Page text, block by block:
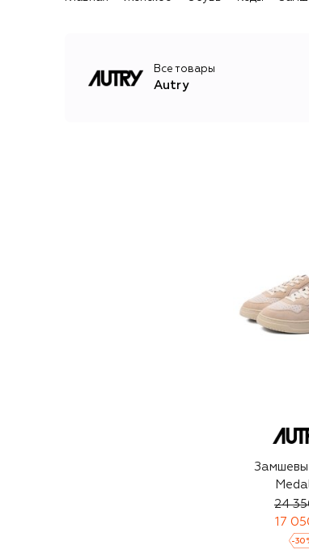
Все товары
Autry
24
17
-30